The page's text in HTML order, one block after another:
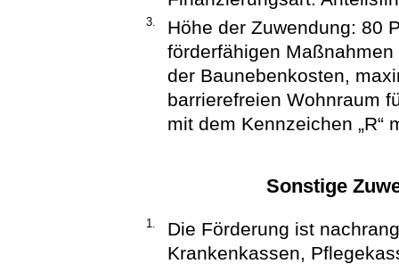
3.
Höhe der Zuwendung: 80
förderfähigen
der Baunebenkosten,
barrierefreien Wohnraum
mit dem Kennzeichen „R“
Sonstige
1.
Die Förderung ist
Krankenkassen,